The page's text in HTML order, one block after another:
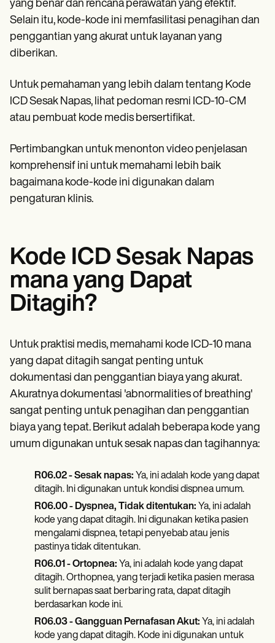
yang benar dan rencana perawatan yang efektif.
Selain itu, kode-kode ini memfasilitasi penagihan dan
penggantian yang akurat untuk layanan yang
diberikan.
Untuk pemahaman yang lebih dalam tentang Kode
ICD Sesak Napas, lihat pedoman resmi ICD-10-CM
atau pembuat kode medis bersertifikat.
Pertimbangkan untuk menonton video penjelasan
komprehensif ini untuk memahami lebih baik
bagaimana kode-kode ini digunakan dalam
pengaturan klinis.
Kode ICD Sesak Napas
mana yang Dapat
Ditagih?
Untuk praktisi medis, memahami kode ICD-10 mana
yang dapat ditagih sangat penting untuk
dokumentasi dan penggantian biaya yang akurat.
Akuratnya dokumentasi 'abnormalities of breathing'
sangat penting untuk penagihan dan penggantian
biaya yang tepat. Berikut adalah beberapa kode yang
umum digunakan untuk sesak napas dan tagihannya:
R06.02 - Sesak napas: Ya, ini adalah kode yang dapat
ditagih. Ini digunakan untuk kondisi dispnea umum.
R06.00 - Dyspnea, Tidak ditentukan: Ya, ini adalah
kode yang dapat ditagih. Ini digunakan ketika pasien
mengalami dispnea, tetapi penyebab atau jenis
pastinya tidak ditentukan.
R06.01 - Ortopnea: Ya, ini adalah kode yang dapat
ditagih. Orthopnea, yang terjadi ketika pasien merasa
sulit bernapas saat berbaring rata, dapat ditagih
berdasarkan kode ini.
R06.03 - Gangguan Pernafasan Akut: Ya, ini adalah
kode yang dapat ditagih. Kode ini digunakan untuk